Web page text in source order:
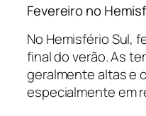
Fevereiro no
No Hemisfério Sul,
final do verão. As
geralmente altas e
especialmente em